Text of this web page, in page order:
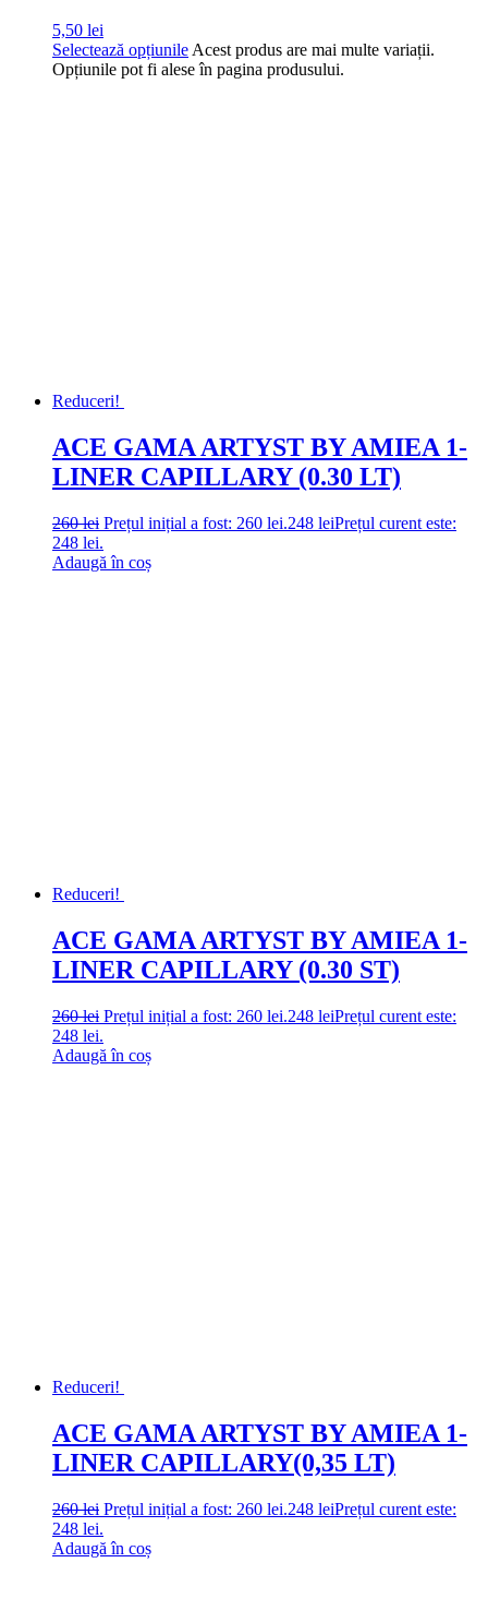
5,50 lei
Selectează opțiunileAcest produs are mai multe variații.
Opțiunile pot fi alese în pagina produsului.
Reduceri!
ACE GAMA ARTYST BY AMIEA 1-
LINER CAPILLARY (0.30 LT)
260lei Prețul inițial a fost: 260 lei.248 leiPrețul curent este:
248 lei.
Adaugă în coș
Reduceri!
ACE GAMA ARTYST BY AMIEA 1-
LINER CAPILLARY (0.30 ST)
260lei Prețul inițial a fost: 260 lei.248 leiPrețul curent este:
248 lei.
Adaugă în coș
Reduceri!
ACE GAMA ARTYST BY AMIEA 1-
LINER CAPILLARY(0,35 LT)
260lei Prețul inițial a fost: 260 lei.248 leiPrețul curent este:
248 lei.
Adaugă în coș